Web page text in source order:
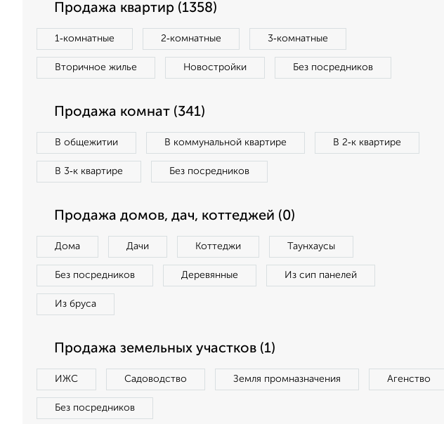
Продажа квартир (1358)
1‑комнатные 2‑комнатные 3‑комнатные
Вторичное жилье Новостройки Без посредников
Продажа комнат (341)
В общежитии В коммунальной квартире В 2‑к квартире
В 3‑к квартире Без посредников
Продажа домов, дач, коттеджей (0)
Дома Дачи Коттеджи Таунхаусы
Без посредников Деревянные Из сип панелей
Из бруса
Продажа земельных участков (1)
ИЖС Садоводство Земля промназначения Агенство
Без посредников